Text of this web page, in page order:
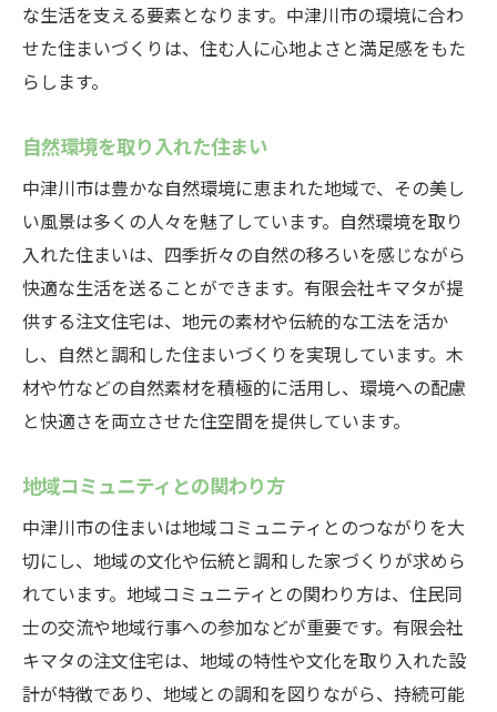
な生活を支える要素となります。中津川市の環境に合わ
せた住まいづくりは、住む人に心地よさと満足感をもた
らします。
自然環境を取り入れた住まい
中津川市は豊かな自然環境に恵まれた地域で、その美し
い風景は多くの人々を魅了しています。自然環境を取り
入れた住まいは、四季折々の自然の移ろいを感じながら
快適な生活を送ることができます。有限会社キマタが提
供する注文住宅は、地元の素材や伝統的な工法を活か
し、自然と調和した住まいづくりを実現しています。木
材や竹などの自然素材を積極的に活用し、環境への配慮
と快適さを両立させた住空間を提供しています。
地域コミュニティとの関わり方
中津川市の住まいは地域コミュニティとのつながりを大
切にし、地域の文化や伝統と調和した家づくりが求めら
れています。地域コミュニティとの関わり方は、住民同
士の交流や地域行事への参加などが重要です。有限会社
キマタの注文住宅は、地域の特性や文化を取り入れた設
計が特徴であり、地域との調和を図りながら、持続可能